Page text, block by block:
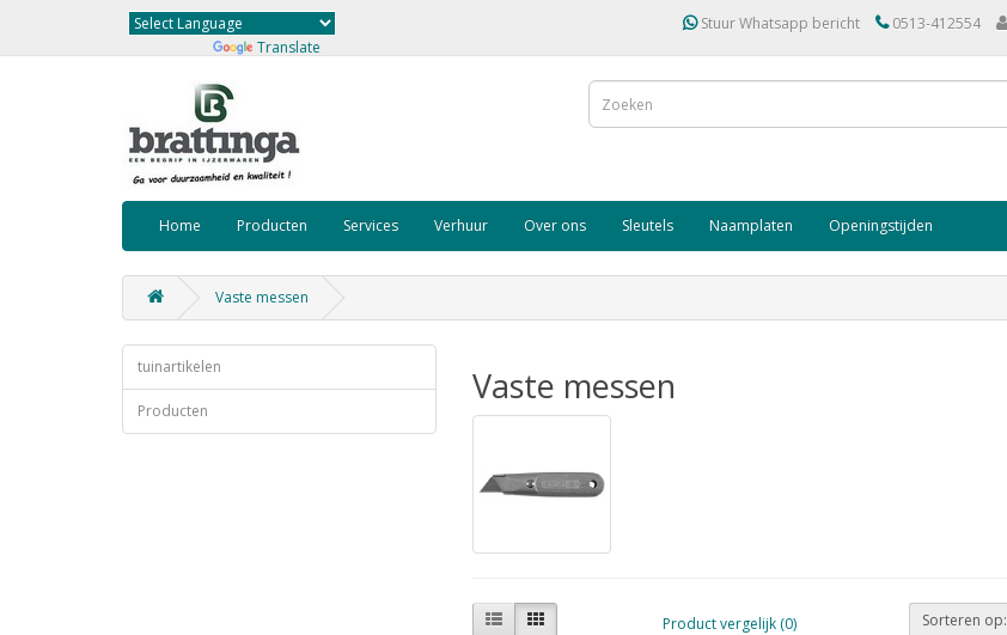
Translate
Stuur Whatsapp bericht 0513-412554
Home Producten Services Verhuur Over ons Sleutels Naamplaten Openingstijden
Vaste messen
tuinartikelen
Producten
Vaste messen
Product vergelijk (0) Sorteren op: